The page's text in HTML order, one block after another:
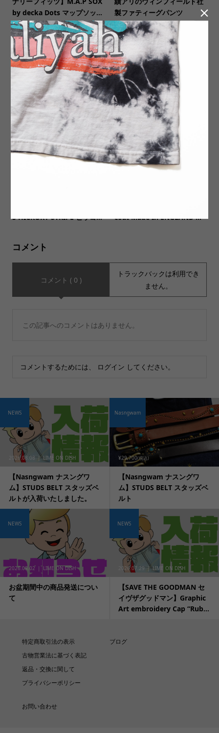
by decka Dots マップソッ...
製ファティーグパンツ
LIME ON STORE 1st Annive
rsary! 限定コラボアイテムも
好評です!
【JHANKSON ジャンクソ
ン】TRUST YOUR SWING S/
S Tee トラストユアスィン...
S HICKORY STRIPE ヒッコ...
coat Made In ENGLAND ...
コメント
コメント ( 0 )
トラックバックは利用でき
ません。
この記事へのコメントはありません。
コメントするためには、 ログイン してください。
2026.08.08 LIME ON DISH
【Nasngwam ナスングワ
ム】STUDS BELT スタッズベ
ルトが入荷いたしました。
NEWS
¥29,700(税込)
【Nasngwam ナスングワ
ム】STUDS BELT スタッズベ
ルト
Nasngwam
2026.08.02 LIME ON DISH
お盆期間中の商品発送につい
て
NEWS
2026.07.29 LIME ON DISH
【SAVE THE GOODMAN セ
イヴザグッドマン】Graphic
Art embroidery Cap “Rub...
NEWS
特定商取引法の表示
古物営業法に基づく表記
返品・交換に関して
プライバシーポリシー
ブログ
お問い合わせ
